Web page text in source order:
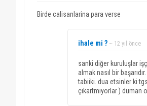
Birde calisanlarina para verse
ihale mi ? ~ 12 yıl önce
sanki diğer kuruluşlar
almak nasıl bir
tabiiki. dua etsinler ki
çıkartmıyorlar ) duman